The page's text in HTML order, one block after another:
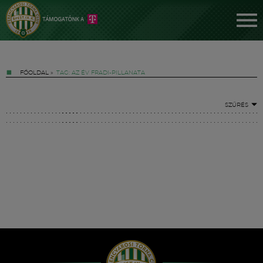
FŐOLDAL » TAG: AZ ÉV FRADI-PILLANATA
SZŰRÉS
Hírek